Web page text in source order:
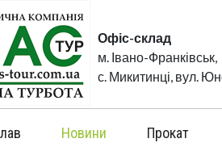
Офіс-склад
м. Івано-Франківськ,
с. Микитинці, вул.
Новини Прокат